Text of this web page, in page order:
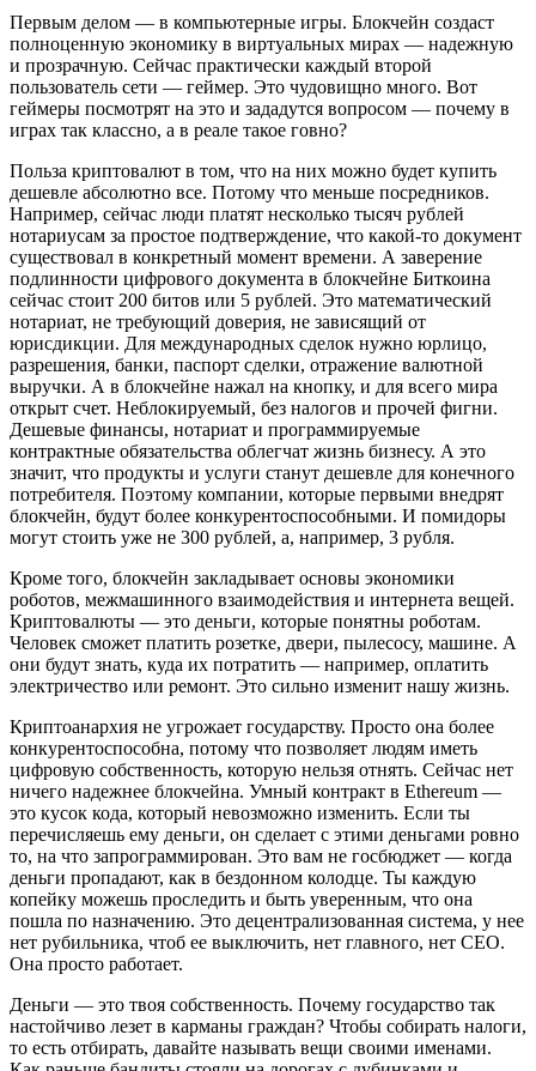
Первым делом — в компьютерные игры. Блокчейн создаст
полноценную экономику в виртуальных мирах — надежную
и прозрачную. Сейчас практически каждый второй
пользователь сети — геймер. Это чудовищно много. Вот
геймеры посмотрят на это и зададутся вопросом — почему в
играх так классно, а в реале такое говно?
Польза криптовалют в том, что на них можно будет купить
дешевле абсолютно все. Потому что меньше посредников.
Например, сейчас люди платят несколько тысяч рублей
нотариусам за простое подтверждение, что какой-то документ
существовал в конкретный момент времени. А заверение
подлинности цифрового документа в блокчейне Биткоина
сейчас стоит 200 битов или 5 рублей. Это математический
нотариат, не требующий доверия, не зависящий от
юрисдикции. Для международных сделок нужно юрлицо,
разрешения, банки, паспорт сделки, отражение валютной
выручки. А в блокчейне нажал на кнопку, и для всего мира
открыт счeт. Неблокируемый, без налогов и прочей фигни.
Дешевые финансы, нотариат и программируемые
контрактные обязательства облегчат жизнь бизнесу. А это
значит, что продукты и услуги станут дешевле для конечного
потребителя. Поэтому компании, которые первыми внедрят
блокчейн, будут более конкурентоспособными. И помидоры
могут стоить уже не 300 рублей, а, например, 3 рубля.
Кроме того, блокчейн закладывает основы экономики
роботов, межмашинного взаимодействия и интернета вещей.
Криптовалюты — это деньги, которые понятны роботам.
Человек сможет платить розетке, двери, пылесосу, машине. А
они будут знать, куда их потратить — например, оплатить
электричество или ремонт. Это сильно изменит нашу жизнь.
Криптоанархия не угрожает государству. Просто она более
конкурентоспособна, потому что позволяет людям иметь
цифровую собственность, которую нельзя отнять. Сейчас нет
ничего надежнее блокчейна. Умный контракт в Ethereum —
это кусок кода, который невозможно изменить. Если ты
перечисляешь ему деньги, он сделает с этими деньгами ровно
то, на что запрограммирован. Это вам не госбюджет — когда
деньги пропадают, как в бездонном колодце. Ты каждую
копейку можешь проследить и быть уверенным, что она
пошла по назначению. Это децентрализованная система, у нее
нет рубильника, чтоб ее выключить, нет главного, нет CEO.
Она просто работает.
Деньги — это твоя собственность. Почему государство так
настойчиво лезет в карманы граждан? Чтобы собирать налоги,
то есть отбирать, давайте называть вещи своими именами.